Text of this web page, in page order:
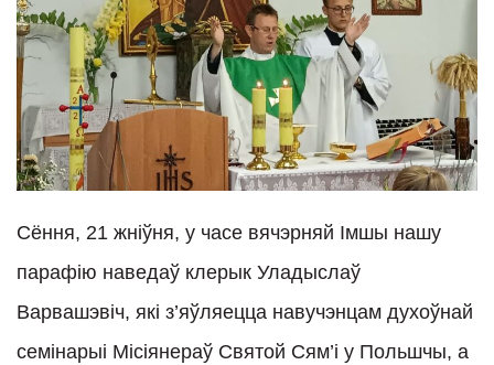
Сёння, 21 жніўня, у часе вячэрняй Імшы нашу
парафію наведаў клерык Уладыслаў
Варвашэвіч, які з’яўляецца навучэнцам духоўнай
семінарыі Місіянераў Святой Сям’і у Польшчы, а